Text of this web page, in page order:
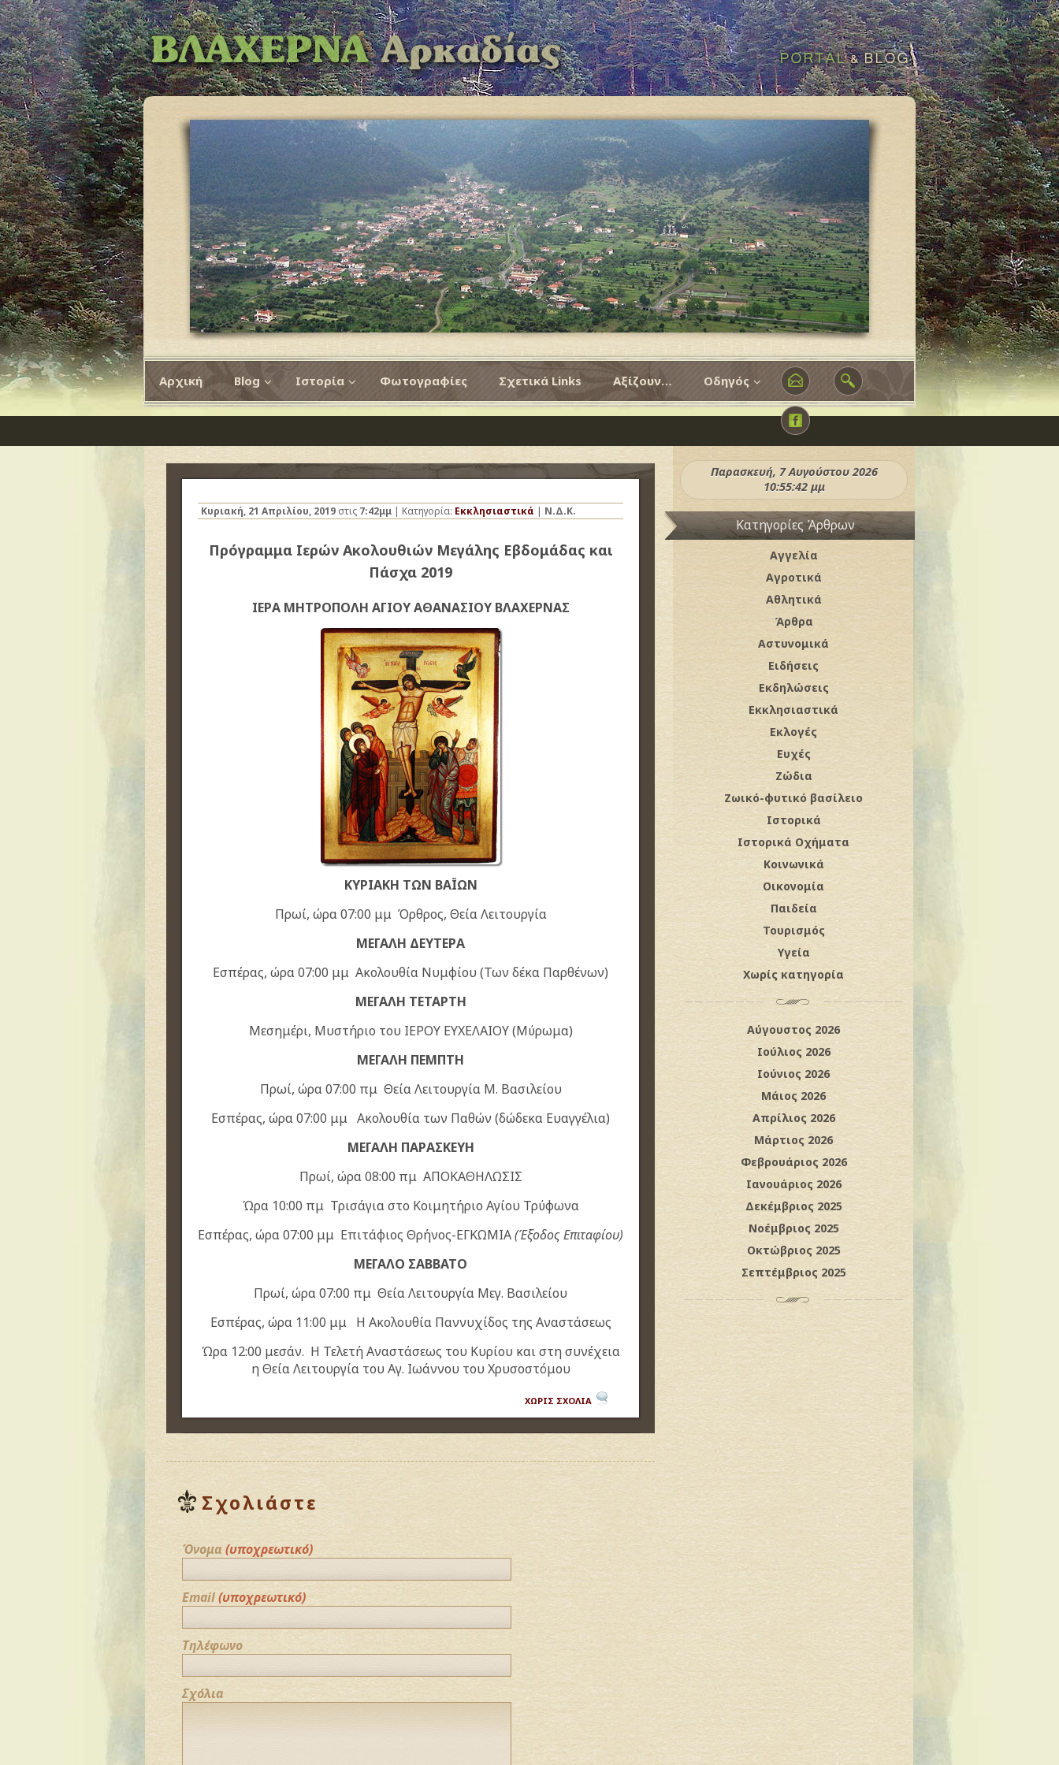
Αρχική Blog Ιστορία Φωτογραφίες Σχετικά Links Αξίζουν… Οδηγός
Κυριακή, 21 Απριλίου, 2019 στις 7:42μμ | Κατηγορία: Εκκλησιαστικά | Ν.Δ.Κ.
Πρόγραμμα Ιερών Ακολουθιών Μεγάλης Εβδομάδας και
Πάσχα 2019
ΙΕΡΑ ΜΗΤΡΟΠΟΛΗ ΑΓΙΟΥ ΑΘΑΝΑΣΙΟΥΒΛΑΧΕΡΝΑΣ
ΚΥΡΙΑΚΗ ΤΩΝ ΒΑΪΩΝ
Πρωί, ώρα 07:00 μμ Όρθρος, Θεία Λειτουργία
ΜΕΓΑΛΗ ΔΕΥΤΕΡΑ
Εσπέρας, ώρα 07:00 μμ Ακολουθία Νυμφίου (Των δέκα Παρθένων)
ΜΕΓΑΛΗ ΤΕΤΑΡΤΗ
Μεσημέρι, Μυστήριο του ΙΕΡΟΥ ΕΥΧΕΛΑΙΟΥ (Μύρωμα)
ΜΕΓΑΛΗ ΠΕΜΠΤΗ
Πρωί, ώρα 07:00 πμ Θεία Λειτουργία Μ. Βασιλείου
Εσπέρας, ώρα 07:00 μμ Ακολουθία των Παθών (δώδεκα Ευαγγέλια)
ΜΕΓΑΛΗ ΠΑΡΑΣΚΕΥΗ
Πρωί, ώρα 08:00 πμ ΑΠΟΚΑΘΗΛΩΣΙΣ
Ώρα 10:00 πμ Τρισάγια στο Κοιμητήριο Αγίου Τρύφωνα
Εσπέρας, ώρα 07:00 μμ Επιτάφιος Θρήνος-ΕΓΚΩΜΙΑ(Έξοδος Επιταφίου)
ΜΕΓΑΛΟ ΣΑΒΒΑΤΟ
Πρωί, ώρα 07:00 πμ Θεία Λειτουργία Μεγ. Βασιλείου
Εσπέρας, ώρα 11:00 μμ Η Ακολουθία Παννυχίδος της Αναστάσεως
Ώρα 12:00 μεσάν. Η Τελετή Αναστάσεως του Κυρίου και στη συνέχεια
η Θεία Λειτουργία του Αγ. Ιωάννου του Χρυσοστόμου
ΧΩΡΙΣ ΣΧΟΛΙΑ
Σχολιάστε
Όνομα (υποχρεωτικό)
Email(υποχρεωτικό)
Τηλέφωνο
Σχόλια
Παρασκευή, 7 Αυγούστου 2026
10:55:44 μμ
Κατηγορίες Άρθρων
Αγγελία
Αγροτικά
Αθλητικά
Άρθρα
Αστυνομικά
Ειδήσεις
Εκδηλώσεις
Εκκλησιαστικά
Εκλογές
Ευχές
Ζώδια
Ζωικό-φυτικό βασίλειο
Ιστορικά
Ιστορικά Οχήματα
Κοινωνικά
Οικονομία
Παιδεία
Τουρισμός
Υγεία
Χωρίς κατηγορία
Αύγουστος 2026
Ιούλιος 2026
Ιούνιος 2026
Μάιος 2026
Απρίλιος 2026
Μάρτιος 2026
Φεβρουάριος 2026
Ιανουάριος 2026
Δεκέμβριος 2025
Νοέμβριος 2025
Οκτώβριος 2025
Σεπτέμβριος 2025